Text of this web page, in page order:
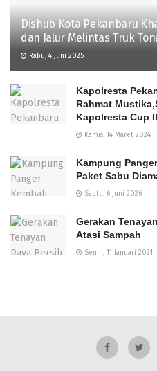
Dishub Kota Pekanbaru
dan Jalur Melintas Truk
Rabu, 4 Juni 2025
Kapolresta
Rahmat
Kapolresta Cup II
Kamis, 14 Maret 2024
Kampung
Paket Sabu
Sabtu, 6 Juni 2026
Gerakan
Atasi Sampah
Senin, 11 Januari 2021